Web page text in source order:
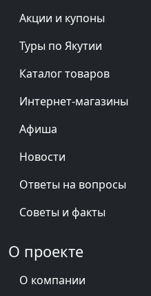
Акции и купоны
Туры по Якутии
Каталог товаров
Интернет-магазины
Афиша
Новости
Ответы на вопросы
Советы и факты
О проекте
О компании